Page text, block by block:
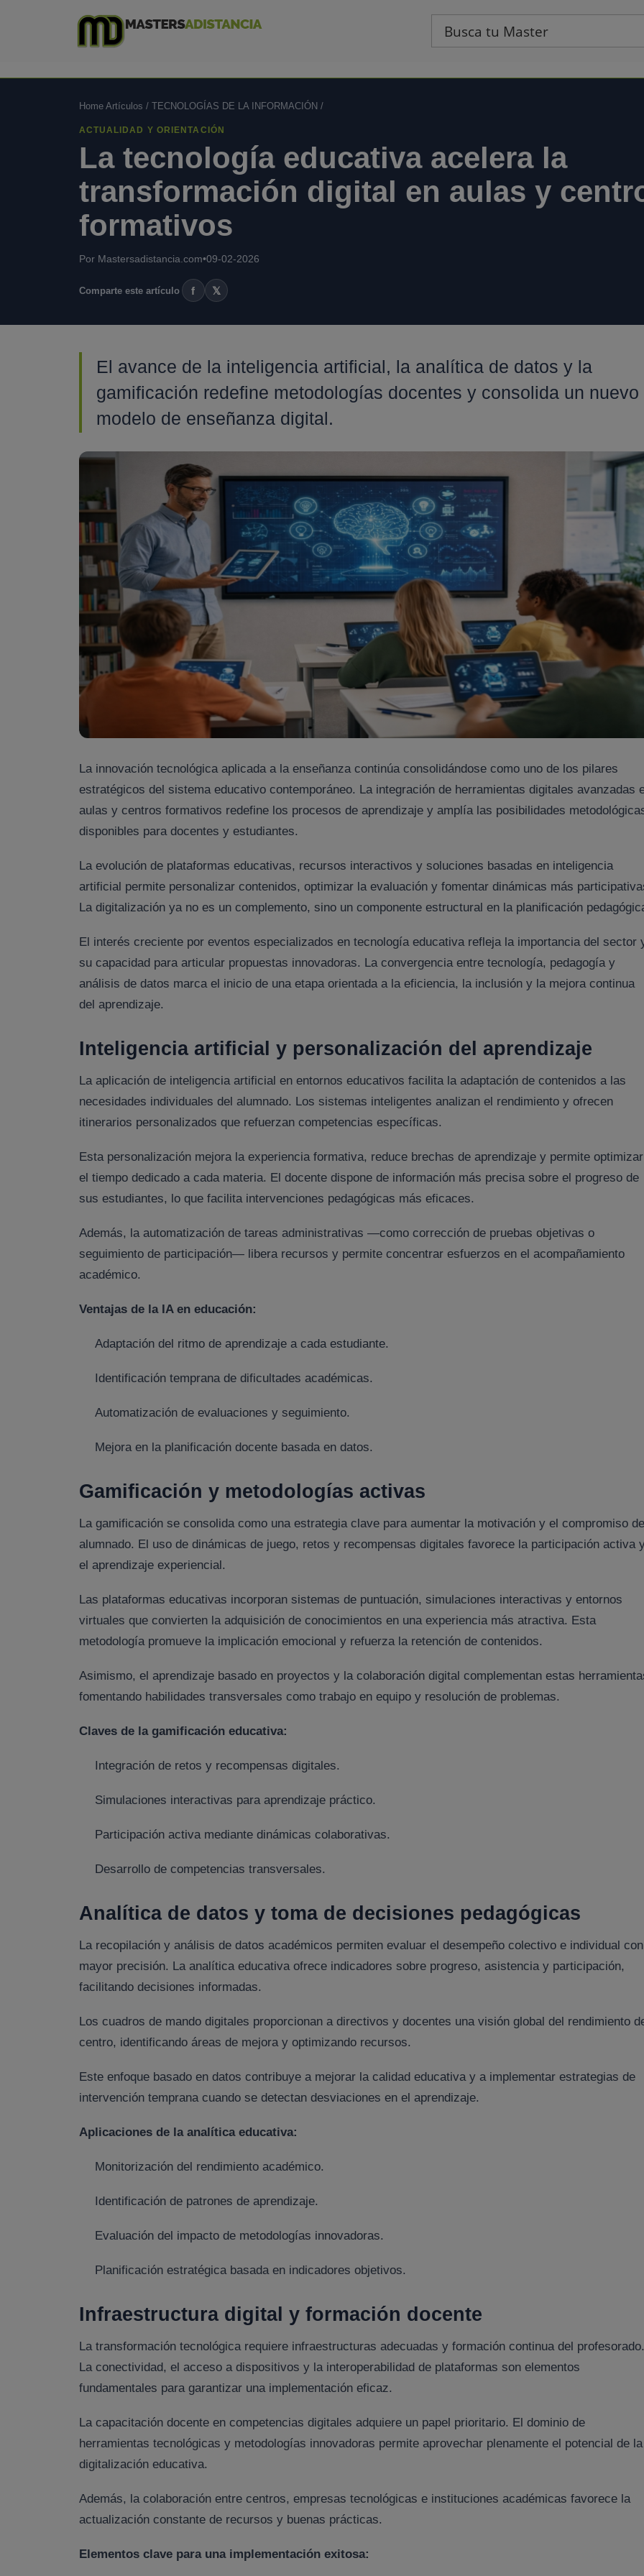
Home Artículos / TECNOLOGÍAS DE LA INFORMACIÓN /
ACTUALIDAD Y ORIENTACIÓN
La tecnología educativa acelera la
transformación digital en aulas y
formativos
Por Mastersadistancia.com•09-02-2026
Comparte este artículo f 𝕏
El avance de la inteligencia artificial, la analítica de datos y la
gamificación redefine metodologías docentes y consolida un nuevo
modelo de enseñanza digital.
La innovación tecnológica aplicada a la enseñanza continúa consolidándose como uno de los pilares
estratégicos del sistema educativo contemporáneo. La integración de herramientas digitales avanzadas
aulas y centros formativos redefine los procesos de aprendizaje y amplía las posibilidades
disponibles para docentes y estudiantes.
La evolución de plataformas educativas, recursos interactivos y soluciones basadas en inteligencia
artificial permite personalizar contenidos, optimizar la evaluación y fomentar dinámicas más
La digitalización ya no es un complemento, sino un componente estructural en la planificación
El interés creciente por eventos especializados en tecnología educativa refleja la importancia del sector
su capacidad para articular propuestas innovadoras. La convergencia entre tecnología, pedagogía y
análisis de datos marca el inicio de una etapa orientada a la eficiencia, la inclusión y la mejora continua
del aprendizaje.
Inteligencia artificial y personalización del aprendizaje
La aplicación de inteligencia artificial en entornos educativos facilita la adaptación de contenidos a las
necesidades individuales del alumnado. Los sistemas inteligentes analizan el rendimiento y ofrecen
itinerarios personalizados que refuerzan competencias específicas.
Esta personalización mejora la experiencia formativa, reduce brechas de aprendizaje y permite optimizar
el tiempo dedicado a cada materia. El docente dispone de información más precisa sobre el progreso de
sus estudiantes, lo que facilita intervenciones pedagógicas más eficaces.
Además, la automatización de tareas administrativas —como corrección de pruebas objetivas o
seguimiento de participación— libera recursos y permite concentrar esfuerzos en el acompañamiento
académico.
Ventajas de la IA en educación:
Adaptación del ritmo de aprendizaje a cada estudiante.
Identificación temprana de dificultades académicas.
Automatización de evaluaciones y seguimiento.
Mejora en la planificación docente basada en datos.
Gamificación y metodologías activas
La gamificación se consolida como una estrategia clave para aumentar la motivación y el compromiso
alumnado. El uso de dinámicas de juego, retos y recompensas digitales favorece la participación activa
el aprendizaje experiencial.
Las plataformas educativas incorporan sistemas de puntuación, simulaciones interactivas y entornos
virtuales que convierten la adquisición de conocimientos en una experiencia más atractiva. Esta
metodología promueve la implicación emocional y refuerza la retención de contenidos.
Asimismo, el aprendizaje basado en proyectos y la colaboración digital complementan estas
fomentando habilidades transversales como trabajo en equipo y resolución de problemas.
Claves de la gamificación educativa:
Integración de retos y recompensas digitales.
Simulaciones interactivas para aprendizaje práctico.
Participación activa mediante dinámicas colaborativas.
Desarrollo de competencias transversales.
Analítica de datos y toma de decisiones pedagógicas
La recopilación y análisis de datos académicos permiten evaluar el desempeño colectivo e individual con
mayor precisión. La analítica educativa ofrece indicadores sobre progreso, asistencia y participación,
facilitando decisiones informadas.
Los cuadros de mando digitales proporcionan a directivos y docentes una visión global del rendimiento
centro, identificando áreas de mejora y optimizando recursos.
Este enfoque basado en datos contribuye a mejorar la calidad educativa y a implementar estrategias de
intervención temprana cuando se detectan desviaciones en el aprendizaje.
Aplicaciones de la analítica educativa:
Monitorización del rendimiento académico.
Identificación de patrones de aprendizaje.
Evaluación del impacto de metodologías innovadoras.
Planificación estratégica basada en indicadores objetivos.
Infraestructura digital y formación docente
La transformación tecnológica requiere infraestructuras adecuadas y formación continua del profesorado.
La conectividad, el acceso a dispositivos y la interoperabilidad de plataformas son elementos
fundamentales para garantizar una implementación eficaz.
La capacitación docente en competencias digitales adquiere un papel prioritario. El dominio de
herramientas tecnológicas y metodologías innovadoras permite aprovechar plenamente el potencial de la
digitalización educativa.
Además, la colaboración entre centros, empresas tecnológicas e instituciones académicas favorece la
actualización constante de recursos y buenas prácticas.
Elementos clave para una implementación exitosa: